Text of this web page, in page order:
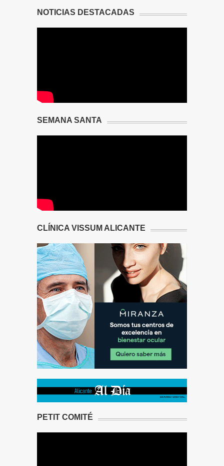
NOTICIAS DESTACADAS
SEMANA SANTA
CLÍNICA VISSUM ALICANTE
PETIT COMITÉ